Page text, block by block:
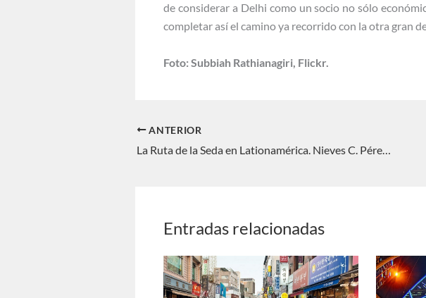
de considerar a Delhi como un socio no sólo
completar así el camino ya recorrido con la otra gran
Foto: Subbiah Rathianagiri, Flickr.
ANTERIOR
La Ruta de la Seda en Lationamérica. Nieves C. Pérez Rodríguez
Entradas relacionadas